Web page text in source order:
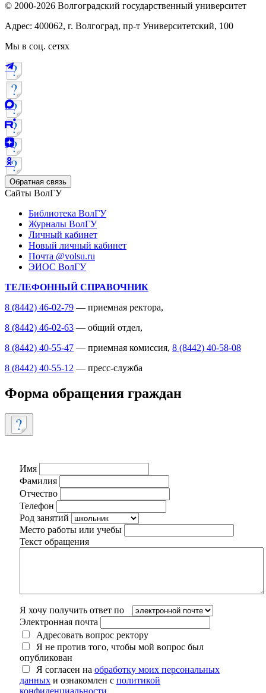
© 2000-2026 Волгоградский государственный университет
Адрес: 400062, г. Волгоград, пр-т Университетский, 100
Мы в соц. сетях
Обратная связь
Сайты ВолГУ
Библиотека ВолГУ
Журналы ВолГУ
Личный кабинет
Новый личный кабинет
Почта @volsu.ru
ЭИОС ВолГУ
ТЕЛЕФОННЫЙ СПРАВОЧНИК
8 (8442) 46-02-79 — приемная ректора,
8 (8442) 46-02-63 — общий отдел,
8 (8442) 40-55-47 — приемная комиссия, 8 (8442) 40-58-08
8 (8442) 40-55-12 — пресс-служба
Форма обращения граждан
Имя
Фамилия
Отчество
Телефон
Род занятий
Место работы или учебы
Текст обращения
Я хочу получить ответ по
Электронная почта
Адресовать вопрос ректору
Я не против того, чтобы мой вопрос был
опубликован
Я согласен на обработку моих персональных
данных и ознакомлен с политикой